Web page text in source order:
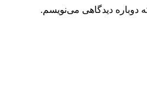
دوباره دیدگاهی می‌نویسم.